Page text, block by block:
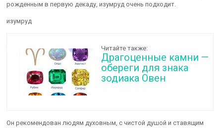
рожденным в первую декаду, изумруд очень подходит.
изумруд
Читайте также:
Драгоценные камни —
обереги для знака
зодиака Овен
Он рекомендован людям духовным, с чистой душой и ставящим